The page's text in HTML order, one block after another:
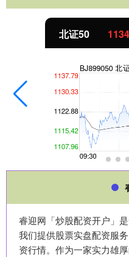
北证50
睿迎网「炒股配资开户」
我们提供股票实盘配资服
资行情。作为一家实力雄